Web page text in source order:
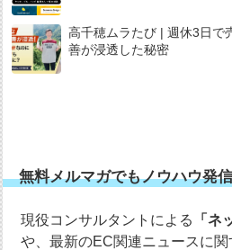
高千穂ムラたび | 週休3日で
善が浸透した秘密
無料メルマガでもノウハウ発
現役コンサルタントによる
「ネ
や、最新のEC関連ニュースに関